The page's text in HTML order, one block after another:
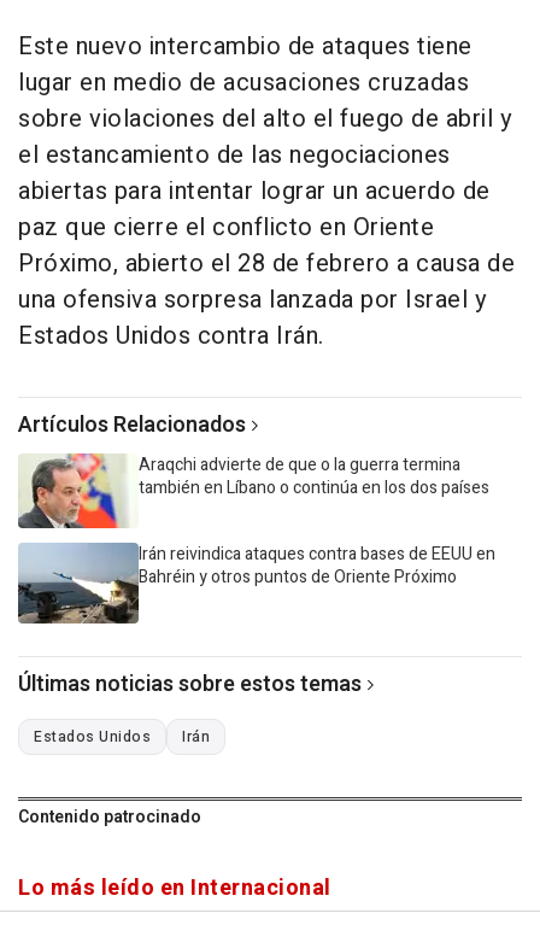
Este nuevo intercambio de ataques tiene
lugar en medio de acusaciones cruzadas
sobre violaciones del alto el fuego de abril y
el estancamiento de las negociaciones
abiertas para intentar lograr un acuerdo de
paz que cierre el conflicto en Oriente
Próximo, abierto el 28 de febrero a causa de
una ofensiva sorpresa lanzada por Israel y
Estados Unidos contra Irán.
Artículos Relacionados
Araqchi advierte de que o la guerra termina
también en Líbano o continúa en los dos países
Irán reivindica ataques contra bases de EEUU en
Bahréin y otros puntos de Oriente Próximo
Últimas noticias sobre estos temas
Estados Unidos Irán
Contenido patrocinado
Lo más leído en Internacional